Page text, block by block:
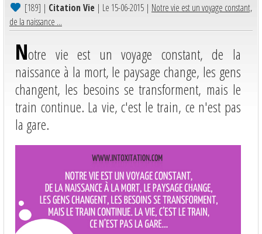
[189] | Citation Vie | Le 15-06-2015 | Notre vie est un voyage constant,
de la naissance ...
Notre vie est un voyage constant, de la
naissance à la mort, le paysage change, les gens
changent, les besoins se transforment, mais le
train continue. La vie, c'est le train, ce n'est pas
la gare.